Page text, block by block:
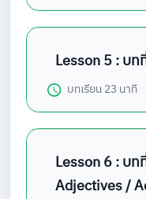
Lesson 5 : บ
บทเรียน23 นาที
Lesson 6 : บ
Adjectives /